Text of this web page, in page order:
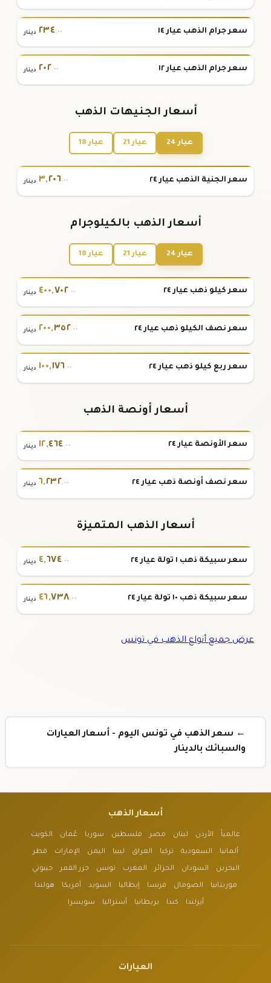
سعر جرام الذهب عيار ١٤ ٢٣٤.٠٠ دينار
سعر جرام الذهب عيار ١٢ ٢٠٢.٠٠ دينار
أسعار الجنيهات الذهب
عيار 24 عيار 21 عيار 18
سعر الجنية الذهب عيار ٢٤ ٣,٢٠٦.٠٠ دينار
أسعار الذهب بالكيلوجرام
عيار 24 عيار 21 عيار 18
سعر كيلو ذهب عيار ٢٤ ٤٠٠,٧٠٢.٠٠ دينار
سعر نصف الكيلو ذهب عيار ٢٤ ٢٠٠,٣٥٢.٠٠ دينار
سعر ربع كيلو ذهب عيار ٢٤ ١٠٠,١٧٦.٠٠ دينار
أسعار أونصة الذهب
سعر الأونصة عيار ٢٤ ١٢,٤٦٤.٠٠ دينار
سعر نصف أونصة ذهب عيار ٢٤ ٦,٢٣٢.٠٠ دينار
أسعار الذهب المتميزة
سعر سبيكة ذهب ١ تولة عيار ٢٤ ٤,٦٧٤.٠٠ دينار
سعر سبيكة ذهب ١٠ تولة عيار ٢٤ ٤٦,٧٣٨.٠٠ دينار
عرض جميع أنواع الذهب في تونس
← سعر الذهب في تونس اليوم - أسعار العيارات
والسبائك بالدينار
أسعار الذهب
عالمياً الأردن لبنان مصر فلسطين سوريا عُمان الكويت
ألمانيا السعودية تركيا العراق ليبيا اليمن الإمارات قطر
البحرين السودان الجزائر المغرب تونس جزر القمر جيبوتي
موريتانيا الصومال فرنسا إيطاليا السويد أمريكا هولندا
أيرلندا كندا بريطانيا أستراليا سويسرا
العيارات